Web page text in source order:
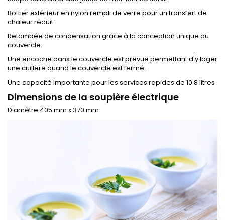
Boîtier extérieur en nylon rempli de verre pour un transfert de
chaleur réduit.
Retombée de condensation grâce à la conception unique du
couvercle.
Une encoche dans le couvercle est prévue permettant d'y loger
une cuillère quand le couvercle est fermé.
Une capacité importante pour les services rapides de 10.8 litres
Dimensions de la soupière électrique
Diamètre 405 mm x 370 mm